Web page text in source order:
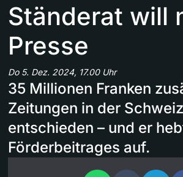
Ständerat will
Presse
Do 5. Dez. 2024, 17.00 Uhr
35 Millionen Franken
Zeitungen in der
entschieden – und er
Förderbeitrages auf.